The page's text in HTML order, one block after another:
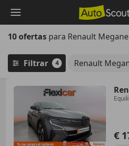
principal
10 ofertas para Renault
Filtrar 4 Renault
€